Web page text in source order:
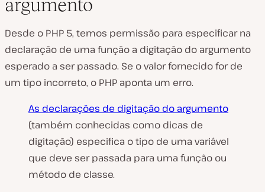
argumento
Desde o PHP 5, temos permissão para especificar na
declaração de uma função a digitação do argumento
esperado a ser passado. Se o valor fornecido for de
um tipo incorreto, o PHP aponta um erro.
As declarações de digitação do argumento
(também conhecidas como dicas de
digitação) especifica o tipo de uma variável
que deve ser passada para uma função ou
método de classe.